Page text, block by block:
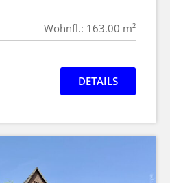
Wohnfl.: 163.00 m²
DETAILS